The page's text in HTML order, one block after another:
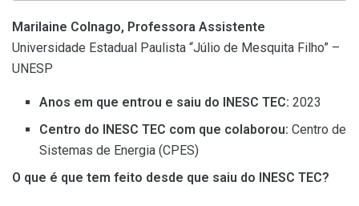
Marilaine Colnago, Professora Assistente
Universidade Estadual Paulista “Júlio de Mesquita Filho” –
UNESP
Anos em que entrou e saiu do INESC TEC:2023
Centro do INESC TEC com que colaborou: Centro de
Sistemas de Energia (CPES)
O que é que tem feito desde que saiu do INESC TEC?